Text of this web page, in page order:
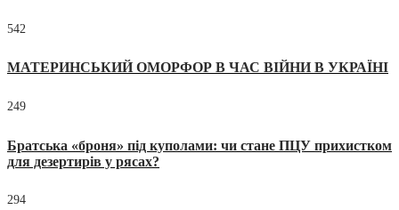
542
МАТЕРИНСЬКИЙ ОМОРФОР В ЧАС ВІЙНИ В УКРАЇНІ
249
Братська «броня» під куполами: чи стане ПЦУ прихистком
для дезертирів у рясах?
294